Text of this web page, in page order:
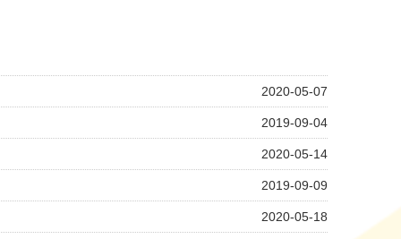
2020-05-07
2019-09-04
2020-05-14
2019-09-09
2020-05-18